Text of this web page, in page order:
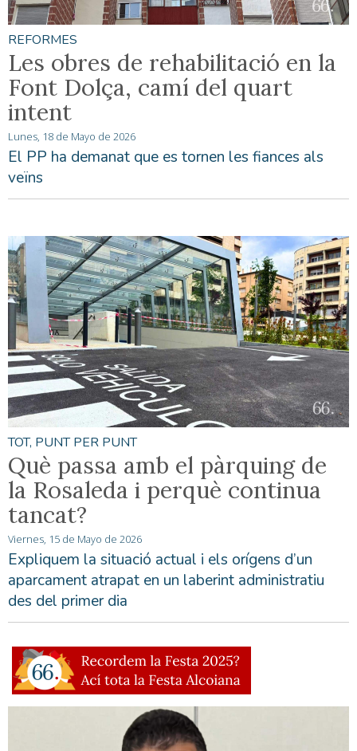
REFORMES
Les obres de rehabilitació en la
Font Dolça, camí del quart
intent
Lunes, 18 de Mayo de 2026
El PP ha demanat que es tornen les fiances als
veïns
TOT, PUNT PER PUNT
Què passa amb el pàrquing de
la Rosaleda i perquè continua
tancat?
Viernes, 15 de Mayo de 2026
Expliquem la situació actual i els orígens d’un
aparcament atrapat en un laberint administratiu
des del primer dia